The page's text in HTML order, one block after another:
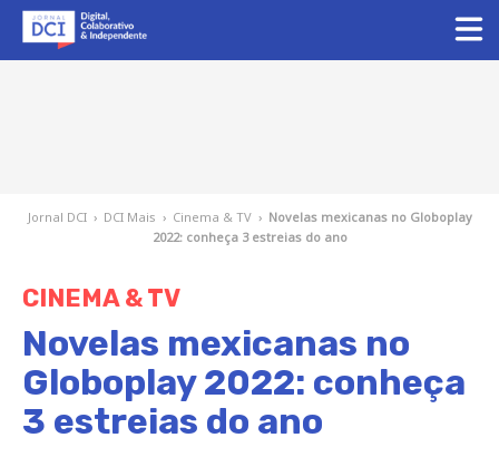
Jornal DCI › DCI Mais › Cinema & TV › Novelas mexicanas no Globoplay
2022: conheça 3 estreias do ano
CINEMA & TV
Novelas mexicanas no
Globoplay 2022: conheça
3 estreias do ano